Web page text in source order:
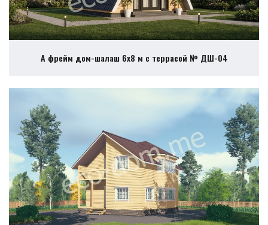
А фрейм дом-шалаш 6х8 м с террасой № ДШ-04